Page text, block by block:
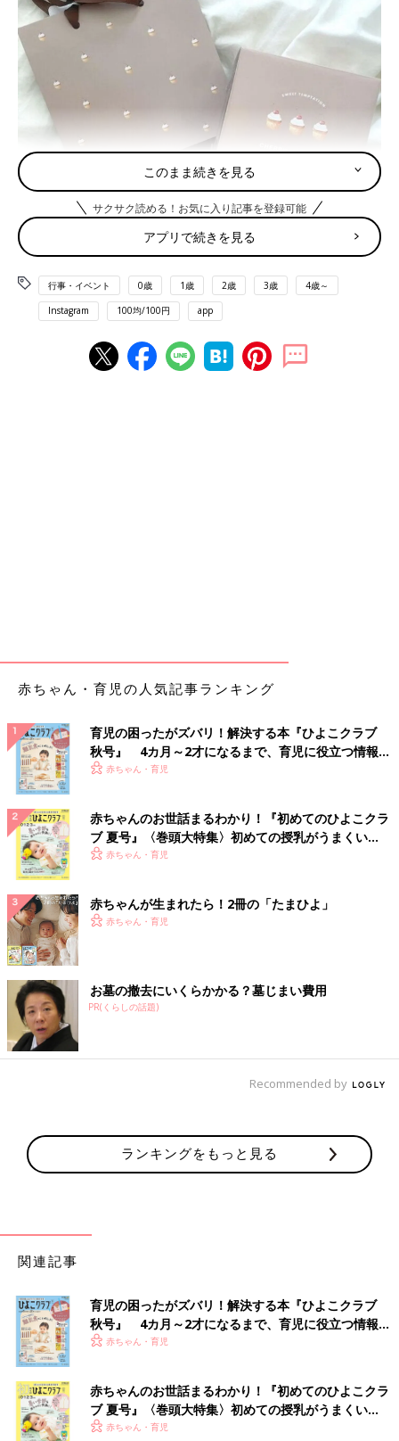
出典：Instagramアカウント「a.i.r.i_2」
a.i.r.i_2さんはミニーちゃん×ピンクのこちらのシリーズがかわい
ち手つきのハンドルバッグなど種類も豊富ですよね。底マチ付き
紙袋はぷっくりエンボス加工がかわいい♪
このまま続きを見る
サクサク読める！お気に入り記事を登録可能
アプリで続きを見る
行事・イベント 0歳 1歳 2歳 3歳 4歳～
Instagram 100均/100円 app
赤ちゃん・育児の人気記事ランキング
育児の困ったがズバリ！解決する本『ひよこクラブ
秋号』 4カ月～2才になるまで、育児に役立つ情報が
いっぱい！
赤ちゃん・育児
赤ちゃんのお世話まるわかり！『初めてのひよこクラ
ブ 夏号』〈巻頭大特集〉初めての授乳がうまくい
く！ おっぱい・ミルクの基本と夏のトラブル 解決テ
赤ちゃん・育児
赤ちゃんが生まれたら！2冊の「たまひよ」
赤ちゃん・育児
お墓の撤去にいくらかかる？墓じまい費用
PR(くらしの話題)
Recommended by
ランキングをもっと見る
関連記事
育児の困ったがズバリ！解決する本『ひよこクラブ
秋号』 4カ月～2才になるまで、育児に役立つ情報が
いっぱい！
赤ちゃん・育児
赤ちゃんのお世話まるわかり！『初めてのひよこクラ
ブ 夏号』〈巻頭大特集〉初めての授乳がうまくい
く！ おっぱい・ミルクの基本と夏のトラブル 解決テ
赤ちゃん・育児